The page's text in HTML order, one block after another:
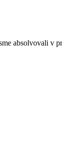
absolvovali v